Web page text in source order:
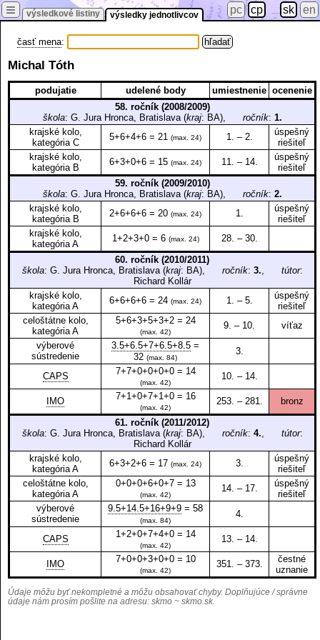
výsledkové listiny výsledky jednotlivcov
≡ pc cp sk en
časť mena:
Michal Tóth
podujatie udelené body umiestnenie ocenenie
58. ročník (2008/2009)
škola: G. Jura Hronca, Bratislava (kraj: BA), ročník: 1.
krajské kolo,
kategória C
5+6+4+6 = 21 (max. 24) 1. – 2.
úspešný
riešiteľ
krajské kolo,
kategória B
6+3+0+6 = 15 (max. 24) 11. – 14.
úspešný
riešiteľ
59. ročník (2009/2010)
škola: G. Jura Hronca, Bratislava (kraj: BA), ročník: 2.
krajské kolo,
kategória B
2+6+6+6 = 20 (max. 24) 1.
úspešný
riešiteľ
krajské kolo,
kategória A
1+2+3+0 = 6 (max. 24)
28. – 30.
60. ročník (2010/2011)
škola: G. Jura Hronca, Bratislava (kraj: BA), ročník: 3., tútor:
Richard Kollár
krajské kolo,
kategória A
6+6+6+6 = 24 (max. 24) 1. – 5.
úspešný
riešiteľ
celoštátne kolo,
kategória A
5+6+3+5+3+2 = 24
(max. 42)
9. – 10.
víťaz
výberové
sústredenie
3.5+6.5+7+6.5+8.5 =
32 (max. 84)
3.
CAPS 7+7+0+0+0+0 = 14
(max. 42)
10. – 14.
IMO 7+1+0+7+1+0 = 16
(max. 42)
253. – 281.
bronz
61. ročník (2011/2012)
škola: G. Jura Hronca, Bratislava (kraj: BA), ročník: 4., tútor:
Richard Kollár
krajské kolo,
kategória A
6+3+2+6 = 17 (max. 24) 3.
úspešný
riešiteľ
celoštátne kolo,
kategória A
0+0+0+6+0+7 = 13
(max. 42)
14. – 17.
úspešný
riešiteľ
výberové
sústredenie
9.5+14.5+16+9+9 = 58
(max. 84)
4.
CAPS 1+2+0+7+4+0 = 14
(max. 42)
13. – 14.
IMO 7+0+0+3+0+0 = 10
(max. 42)
351. – 373.
čestné
uznanie
Údaje môžu byť nekompletné a môžu obsahovať chyby. Doplňujúce / správne
údaje nám prosím pošlite na adresu: skmo ~ skmo.sk